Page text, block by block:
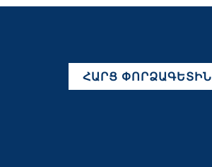
ՀԱՐՑ ՓՈՐՁԱԳԵՏԻՆ